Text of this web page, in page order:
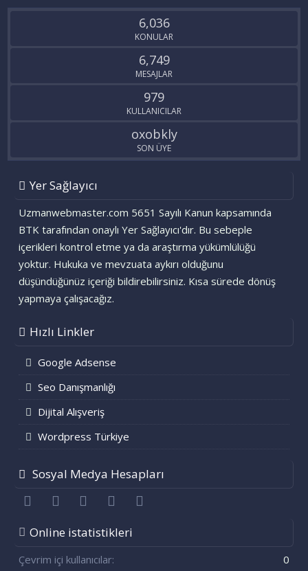
S
6,036
KONULAR
6,749
MESAJLAR
979
KULLANICILAR
oxobkly
SON ÜYE
Yer Sağlayıcı
Uzmanwebmaster.com 5651 Sayılı Kanun kapsamında
BTK tarafından onaylı Yer Sağlayıcı'dır. Bu sebeple
içerikleri kontrol etme ya da araştırma yükümlülüğü
yoktur. Hukuka ve mevzuata aykırı olduğunu
düşündüğünüz içeriği bildirebilirsiniz. Kısa sürede dönüş
yapmaya çalışacağız.
Hızlı Linkler
Google Adsense
Seo Danışmanlığı
Dijital Alışveriş
Wordpress Türkiye
Sosyal Medya Hesapları
FacebookTwitter youtubeBize ulaşın
Online istatistikleri
Çevrim içi kullanıcılar
0